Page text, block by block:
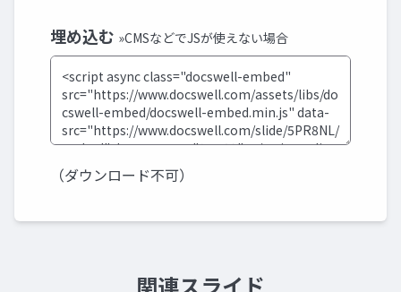
埋め込む »CMSなどでJSが使えない場合
（ダウンロード不可）
関連スライド